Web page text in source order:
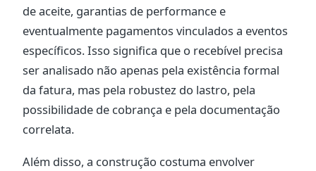
de aceite, garantias de performance e
eventualmente pagamentos vinculados a eventos
específicos. Isso significa que o recebível precisa
ser analisado não apenas pela existência formal
da fatura, mas pela robustez do lastro, pela
possibilidade de cobrança e pela documentação
correlata.
Além disso, a construção costuma envolver